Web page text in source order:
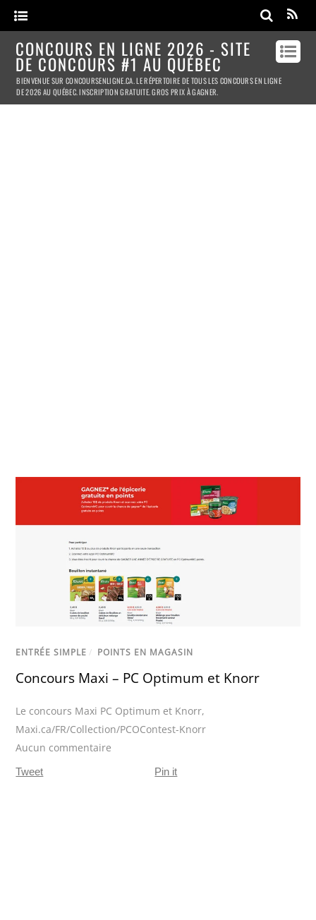
CONCOURS EN LIGNE 2026 - SITE
DE CONCOURS #1 AU QUÉBEC
BIENVENUE SUR CONCOURSENLIGNE.CA. LE RÉPERTOIRE DE TOUS LES CONCOURS EN LIGNE
DE 2026 AU QUÉBEC. INSCRIPTION GRATUITE. GROS PRIX À GAGNER.
ENTRÉE SIMPLE / POINTS EN MAGASIN
Concours Maxi – PC Optimum et Knorr
Le concours Maxi PC Optimum et Knorr,
Maxi.ca/FR/Collection/PCOContest-Knorr
Aucun commentaire
Tweet Pin it